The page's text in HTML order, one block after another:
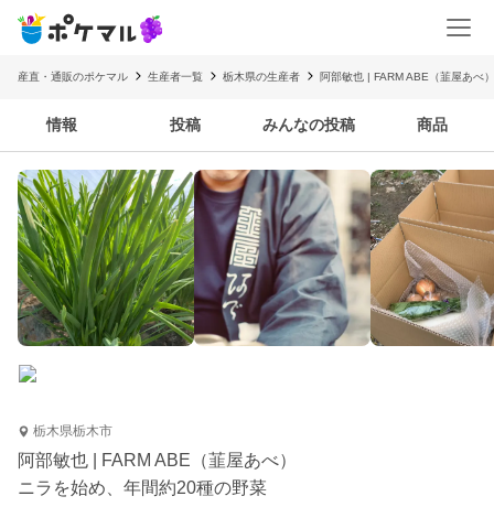
産直・通販のポケマル 生産者一覧 栃木県の生産者 阿部敏也 | FARM ABE（韮屋あべ）
情報 投稿 みんなの投稿 商品
栃木県栃木市
阿部敏也 | FARM ABE（韮屋あべ）
ニラを始め、年間約20種の野菜